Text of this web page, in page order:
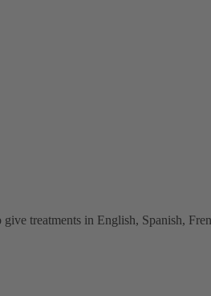
give treatments in English, Spanish,